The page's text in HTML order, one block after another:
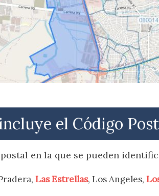
el Código
en la que se pueden
Las Estrellas, Los Angeles,